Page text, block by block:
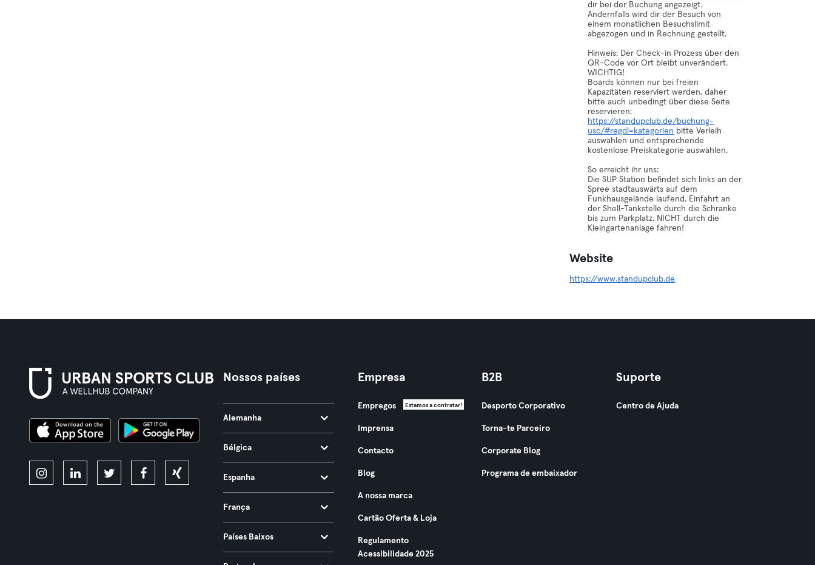
dir bei der Buchung angezeigt.
Andernfalls wird dir der Besuch von
einem monatlichen Besuchslimit
abgezogen und in Rechnung gestellt.
Hinweis: Der Check-in Prozess über den
QR-Code vor Ort bleibt unverändert.
WICHTIG!
Boards können nur bei freien
Kapazitäten reserviert werden, daher
bitte auch unbedingt über diese Seite
reservieren:
https://standupclub.de/buchung-
usc/#regdl=kategorien bitte Verleih
auswählen und entsprechende
kostenlose Preiskategorie auswählen.
So erreicht ihr uns:
Die SUP Station befindet sich links an der
Spree stadtauswärts auf dem
Funkhausgelände laufend. Einfahrt an
der Shell-Tankstelle durch die Schranke
bis zum Parkplatz. NICHT durch die
Kleingartenanlage fahren!
Website
https://www.standupclub.de
Nossos países
Alemanha
Bélgica
Espanha
França
Países Baixos
Empresa
Empregos Estamos a contratar!
Imprensa
Contacto
Blog
A nossa marca
Cartão Oferta & Loja
Regulamento
Acessibilidade 2025
B2B
Desporto Corporativo
Torna-te Parceiro
Corporate Blog
Programa de embaixador
Suporte
Centro de Ajuda